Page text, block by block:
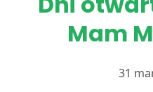
Mam
31